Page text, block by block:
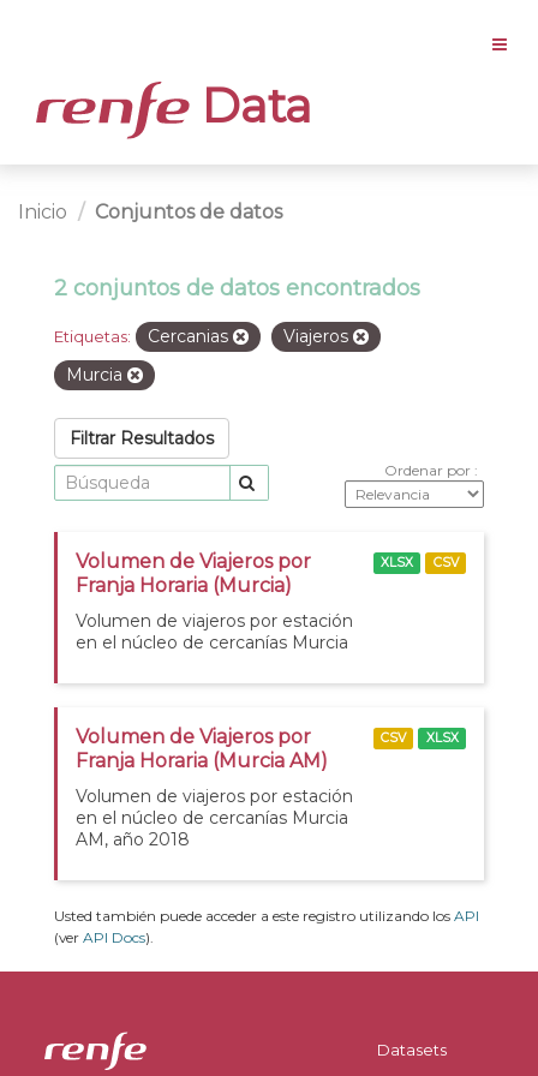
Data
Inicio Conjuntos de datos
2 conjuntos de datos encontrados
Etiquetas: Cercanias
Viajeros
Murcia
Filtrar Resultados
Ordenar por
Volumen de Viajeros por
Franja Horaria (Murcia)
Volumen de viajeros por estación
en el núcleo de cercanías Murcia
XLSX CSV
Volumen de Viajeros por
Franja Horaria (Murcia AM)
Volumen de viajeros por estación
en el núcleo de cercanías Murcia
AM, año 2018
CSV XLSX
Usted también puede acceder a este registro utilizando los API
(ver API Docs).
Datasets